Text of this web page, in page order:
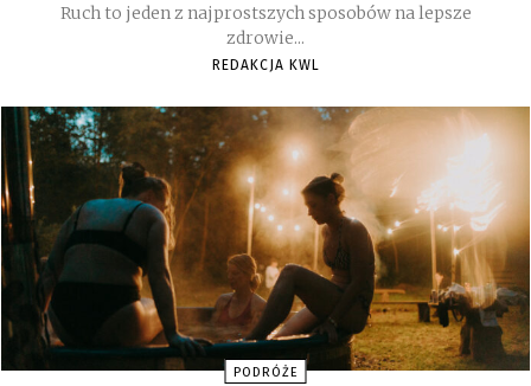
Ruch to jeden z najprostszych sposobów na lepsze
zdrowie...
REDAKCJA KWL
PODRÓŻE